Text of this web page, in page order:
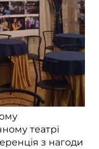
театрі
з нагоди